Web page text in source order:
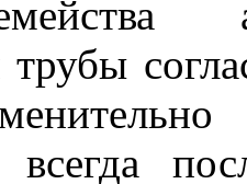
трубы
всегда